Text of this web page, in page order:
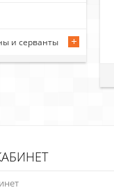
и серванты